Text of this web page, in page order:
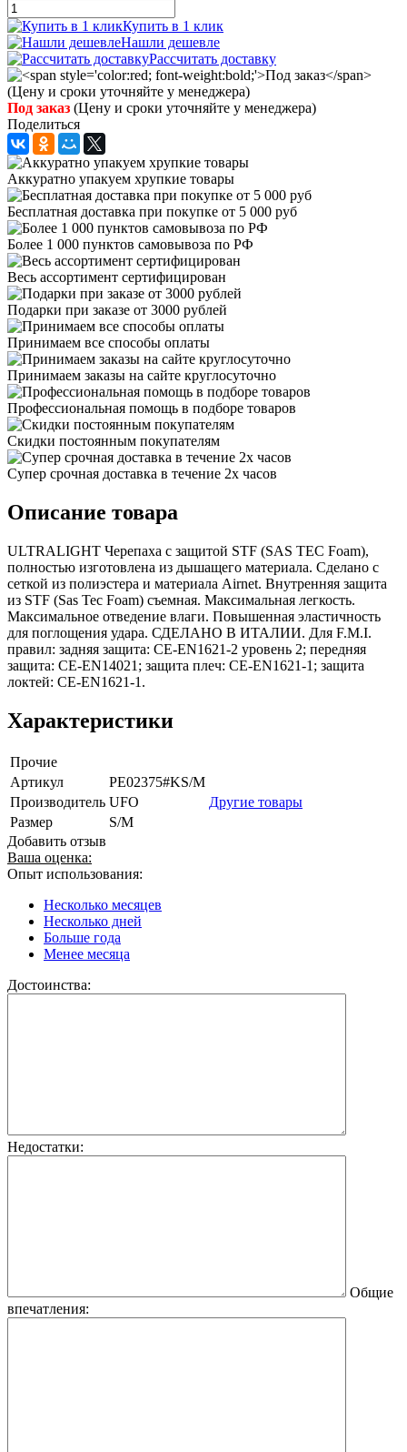
Купить в 1 клик
Нашли дешевле
Рассчитать доставку
Под заказ (Цену и сроки уточняйте у менеджера)
Поделиться
Аккуратно упакуем хрупкие товары
Бесплатная доставка при покупке от 5 000 руб
Более 1 000 пунктов самовывоза по РФ
Весь ассортимент сертифицирован
Подарки при заказе от 3000 рублей
Принимаем все способы оплаты
Принимаем заказы на сайте круглосуточно
Профессиональная помощь в подборе товаров
Скидки постоянным покупателям
Супер срочная доставка в течение 2х часов
Описание товара
ULTRALIGHT Черепаха с защитой STF (SAS TEC Foam),
полностью изготовлена из дышащего материала. Сделано с
сеткой из полиэстера и материала Airnet. Внутренняя защита
из STF (Sas Tec Foam) съемная. Максимальная легкость.
Максимальное отведение влаги. Повышенная эластичность
для поглощения удара. СДЕЛАНО В ИТАЛИИ. Для F.M.I.
правил: задняя защита: CE-EN1621-2 уровень 2; передняя
защита: CE-EN14021; защита плеч: CE-EN1621-1; защита
локтей: CE-EN1621-1.
Характеристики
Прочие
Артикул
PE02375#KS/M
Производитель UFO
Другие товары
Размер
S/M
Добавить отзыв
Ваша оценка:
Опыт использования:
Несколько месяцев
Несколько дней
Больше года
Менее месяца
Достоинства:
Недостатки:
Общие
впечатления: